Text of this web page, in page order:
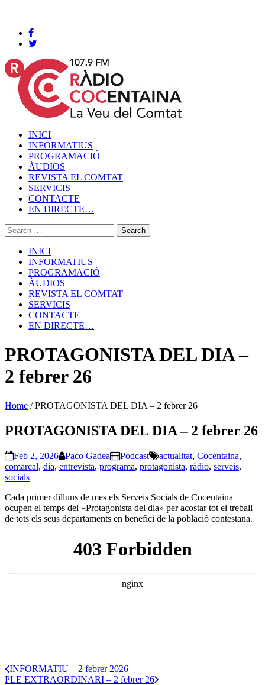
INICI
INFORMATIUS
PROGRAMACIÓ
ÀUDIOS
REVISTA EL COMTAT
SERVICIS
CONTACTE
EN DIRECTE…
INICI
INFORMATIUS
PROGRAMACIÓ
ÀUDIOS
REVISTA EL COMTAT
SERVICIS
CONTACTE
EN DIRECTE…
PROTAGONISTA DEL DIA –
2 febrer 26
Home /PROTAGONISTA DEL DIA – 2 febrer 26
PROTAGONISTA DEL DIA – 2 febrer 26
Feb 2, 2026 Paco Gadea Podcast actualitat, Cocentaina,
comarcal, dia, entrevista, programa, protagonista, ràdio, serveis,
socials
Cada primer dilluns de mes els Serveis Socials de Cocentaina
ocupen el temps del «Protagonista del dia» per acostar tot el treball
de tots els seus departaments en benefici de la població contestana.
INFORMATIU – 2 febrer 2026
PLE EXTRAORDINARI – 2 febrer 26